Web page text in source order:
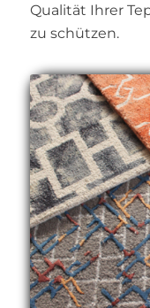
Qualität Ihrer
zu schützen.